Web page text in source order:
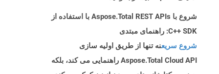
شروع با Aspose.Total REST APIs با استفاده از
C++ SDK: راهنمای مبتدی
شروع سریعنه تنها از طریق اولیه سازی
Aspose.Total Cloud API راهنمایی می کند، بلکه